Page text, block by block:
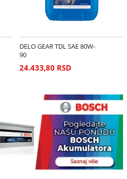
DELO GEAR TDL SAE 80W-
90
24.433,80 RSD